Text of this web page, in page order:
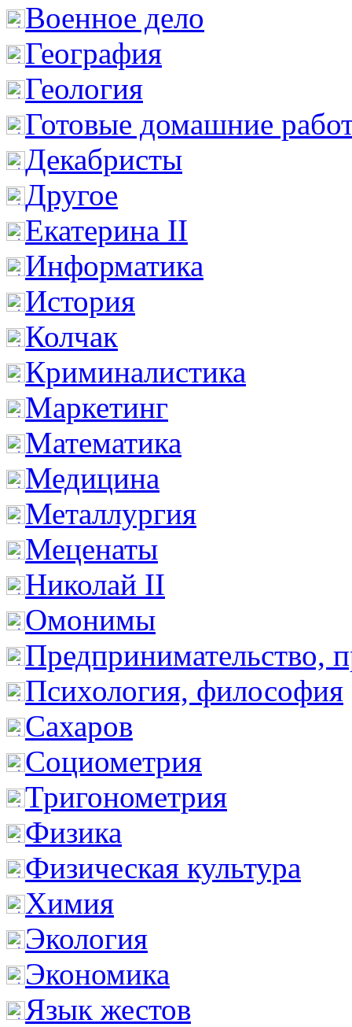
Военное дело
География
Геология
Готовые домашние
Декабристы
Другое
Екатерина II
Информатика
История
Колчак
Криминалистика
Маркетинг
Математика
Медицина
Металлургия
Меценаты
Николай II
Омонимы
Предпринимательство,
Психология, философия
Сахаров
Социометрия
Тригонометрия
Физика
Физическая культура
Химия
Экология
Экономика
Язык жестов